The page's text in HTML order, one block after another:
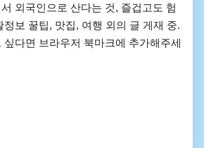
외국인으로 산다는 것, 즐겁고도 험
정보 꿀팁, 맛집, 여행 외의 글 게재 중.
싶다면 브라우저 북마크에 추가해주세